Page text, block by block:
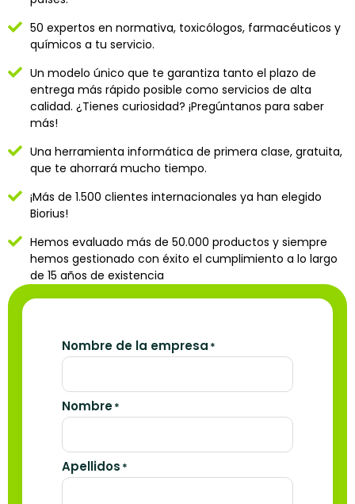
50 expertos en normativa, toxicólogos, farmacéuticos y
químicos a tu servicio.
Un modelo único que te garantiza tanto el plazo de
entrega más rápido posible como servicios de alta
calidad. ¿Tienes curiosidad? ¡Pregúntanos para saber
más!
Una herramienta informática de primera clase, gratuita,
que te ahorrará mucho tiempo.
¡Más de 1.500 clientes internacionales ya han elegido
Biorius!
Hemos evaluado más de 50.000 productos y siempre
hemos gestionado con éxito el cumplimiento a lo largo
de 15 años de existencia
Nombre de la empresa *
Nombre*
Apellidos *